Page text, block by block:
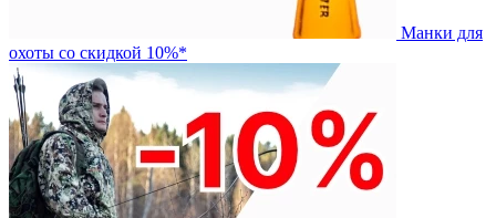
Манки для
охоты со скидкой 10%*